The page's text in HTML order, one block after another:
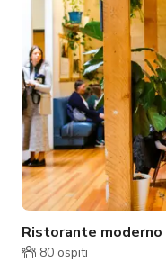
essere a
Ristorante
80 ospiti